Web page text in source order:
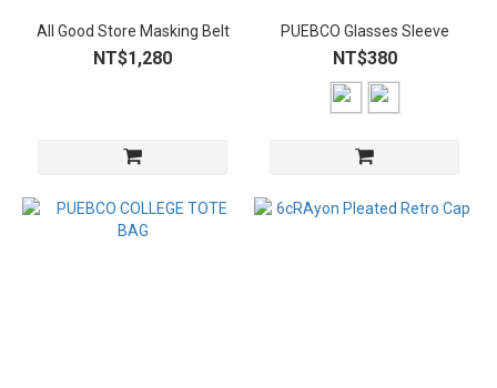
All Good Store Masking Belt
NT$1,280
PUEBCO Glasses Sleeve
NT$380